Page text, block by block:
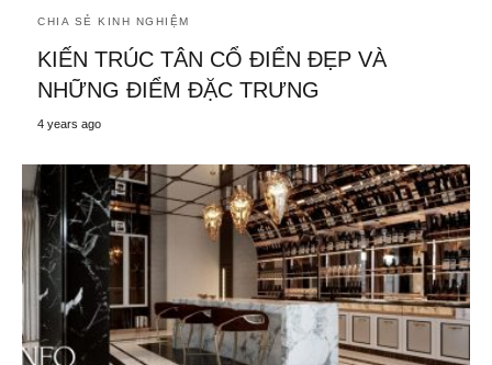
CHIA SẺ KINH NGHIỆM
KIẾN TRÚC TÂN CỔ ĐIỂN ĐẸP VÀ
NHỮNG ĐIỂM ĐẶC TRƯNG
4 years ago